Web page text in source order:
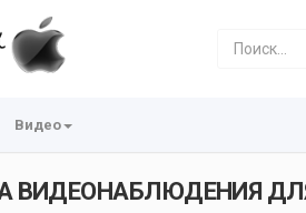
Видео
ВИДЕОНАБЛЮДЕНИЯ